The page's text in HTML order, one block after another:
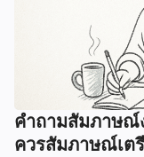
คําถามสัมภาษ
ควรสัมภาษณ์เต